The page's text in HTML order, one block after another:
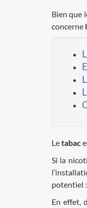
Bien que
concerne
Letabac
Si la
potentiel
En effet,